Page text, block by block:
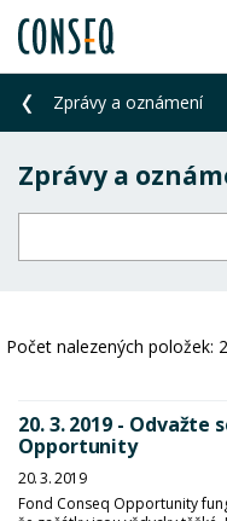
Zprávy a oznámení
Zprávy a
Počet nalezených položek:
20. 3. 2019 - Odvažte
Opportunity
20. 3. 2019
Fond Conseq Opportunity